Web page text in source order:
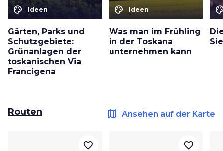
color_lens Ideen
Gärten, Parks und
Schutzgebiete:
Grünanlagen der
toskanischen Via
Francigena
color_lens Ideen
Was man im Frühling
in der Toskana
unternehmen kann
Routen map Ansehen auf der Karte
favorite_border favorite_border